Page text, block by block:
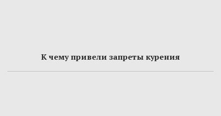
К чему привели запреты курения